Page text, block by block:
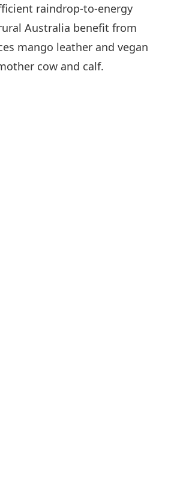
raindrop-to-energy
Australia benefit from
mango leather and vegan
cow and calf.